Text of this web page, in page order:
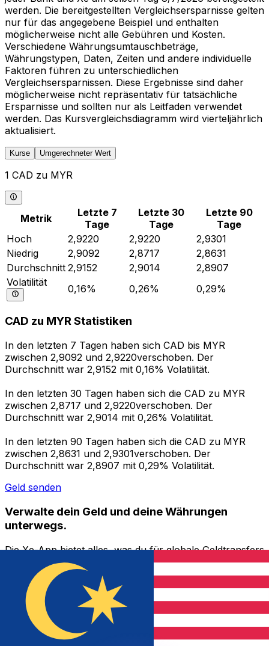
werden. Die bereitgestellten Vergleichsersparnisse gelten
nur für das angegebene Beispiel und enthalten
möglicherweise nicht alle Gebühren und Kosten.
Verschiedene Währungsumtauschbeträge,
Währungstypen, Daten, Zeiten und andere individuelle
Faktoren führen zu unterschiedlichen
Vergleichsersparnissen. Diese Ergebnisse sind daher
möglicherweise nicht repräsentativ für tatsächliche
Ersparnisse und sollten nur als Leitfaden verwendet
werden. Das Kursvergleichsdiagramm wird vierteljährlich
aktualisiert.
Kurse Umgerechneter Wert
1 CAD zu MYR
Metrik
Letzte 7
Tage
Letzte 30
Tage
Letzte 90
Tage
Hoch
2,9220 2,9220
2,9301
Niedrig
2,9092 2,8717
2,8631
Durchschnitt 2,9152 2,9014
2,8907
Volatilität
0,16% 0,26% 0,29%
CAD zu MYR Statistiken
In den letzten 7 Tagen haben sich CAD bis MYR
zwischen 2,9092 und 2,9220verschoben. Der
Durchschnitt war 2,9152 mit 0,16% Volatilität.
In den letzten 30 Tagen haben sich die CAD zu MYR
zwischen 2,8717 und 2,9220verschoben. Der
Durchschnitt war 2,9014 mit 0,26% Volatilität.
In den letzten 90 Tagen haben sich die CAD zu MYR
zwischen 2,8631 und 2,9301verschoben. Der
Durchschnitt war 2,8907 mit 0,29% Volatilität.
Geld senden
Verwalte dein Geld und deine Währungen
unterwegs.
Die Xe-App bietet alles, was du für globale Geldtransfers
und Währungsmanagement benötigst. Währungen
umrechnen, Kursbenachrichtigungen einrichten und
Geld ins Ausland überweisen, ohne versteckte
Gebühren. Heute herunterladen!